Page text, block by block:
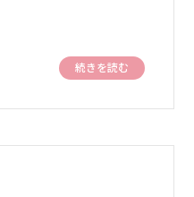
続きを読む